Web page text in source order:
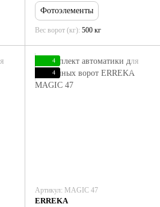
Фотоэлементы
Вес ворот (кг) 500 кг
4
4
Артикул: MAGIC 47
ERREKA